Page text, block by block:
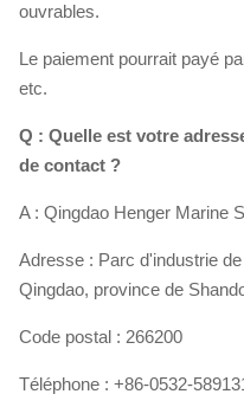
ouvrables.
Le paiement pourrait payé
etc.
Q : Quelle est votre
de contact ?
A : Qingdao Henger Marine
Adresse : Parc d'industrie
Qingdao, province de
Code postal : 266200
Téléphone : +86-0532-